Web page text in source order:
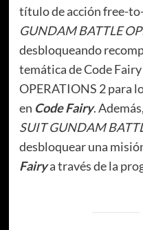
título de acción free-
GUNDAM BATTLE
desbloqueando
temática de Code
OPERATIONS 2 para
en Code Fairy.
SUIT GUNDAM
desbloquear una
Fairya través de la